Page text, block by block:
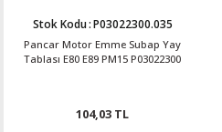
Stok Kodu:P03022300.035
Pancar Motor Emme Subap Yay
Tablası E80 E89 PM15 P03022300
104,03 TL